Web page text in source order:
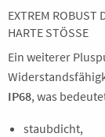
EXTREM ROBUST
HARTE STÖSSE
Ein weiterer
IP68, was
staubdicht,